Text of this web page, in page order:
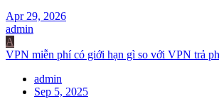
Apr 29, 2026
admin
A
VPN miễn phí có giới hạn gì so với VPN trả
admin
Sep 5, 2025